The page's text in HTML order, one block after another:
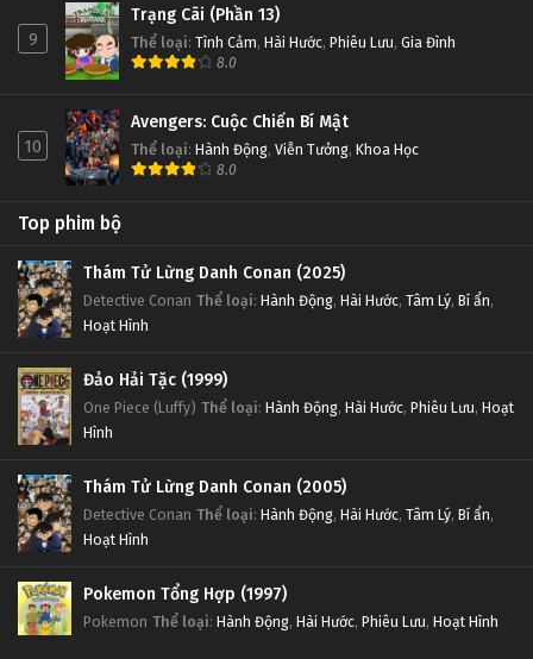
9
Trạng Cãi (Phần 13)
Thể loại: Tình Cảm, Hài Hước, Phiêu Lưu, Gia Đình
8.0
10
Avengers: Cuộc Chiến Bí Mật
Thể loại: Hành Động, Viễn Tưởng, Khoa Học
8.0
Top phim bộ
Thám Tử Lừng Danh Conan (2025)
Detective Conan Thể loại: Hành Động, Hài Hước, Tâm Lý, Bí ẩn,
Hoạt Hình
Đảo Hải Tặc (1999)
One Piece (Luffy) Thể loại: Hành Động, Hài Hước, Phiêu Lưu, Hoạt
Hình
Thám Tử Lừng Danh Conan (2005)
Detective Conan Thể loại: Hành Động, Hài Hước, Tâm Lý, Bí ẩn,
Hoạt Hình
Pokemon Tổng Hợp (1997)
Pokemon Thể loại: Hành Động, Hài Hước, Phiêu Lưu, Hoạt Hình